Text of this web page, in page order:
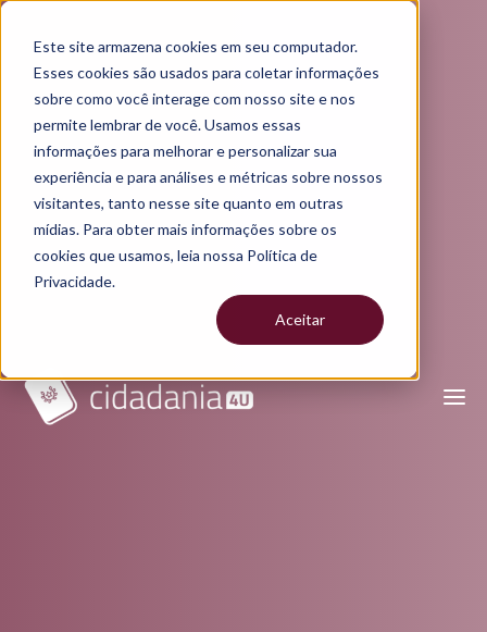
Este site armazena cookies em seu computador.
Esses cookies são usados para coletar informações
sobre como você interage com nosso site e nos
permite lembrar de você. Usamos essas
informações para melhorar e personalizar sua
experiência e para análises e métricas sobre nossos
visitantes, tanto nesse site quanto em outras
mídias. Para obter mais informações sobre os
cookies que usamos, leia nossa Política de
Privacidade.
Aceitar